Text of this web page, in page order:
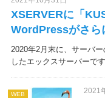
XSERVERに「
WordPressがさら
2020年2月末に、サーバ
したエックスサーバーで
WEB 2021